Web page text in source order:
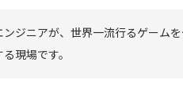
ジニアが、世界一流行るゲーム
現場です。